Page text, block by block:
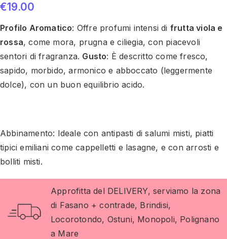
€19.00
Profilo Aromatico: Offre profumi intensi di frutta viola e
rossa, come mora, prugna e ciliegia, con piacevoli
sentori di fragranza. Gusto: È descritto come fresco,
sapido, morbido, armonico e abboccato (leggermente
dolce), con un buon equilibrio acido.
Abbinamento: Ideale con antipasti di salumi misti, piatti
tipici emiliani come cappelletti e lasagne, e con arrosti e
bolliti misti.
Approfitta del DELIVERY, serviamo la zona
di Fasano + contrade, Brindisi,
Locorotondo, Ostuni, Monopoli, Polignano
a Mare